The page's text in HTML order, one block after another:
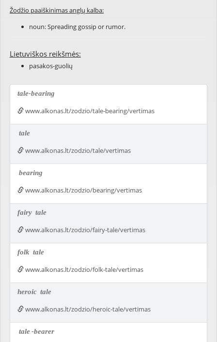
Žodžio paaiškinimas anglų kalba:
noun: Spreading gossip or rumor.
Lietuviškos reikšmės:
pasakos-guolių
tale-bearing
www.alkonas.lt/zodzio/tale-bearing/vertimas
tale
www.alkonas.lt/zodzio/tale/vertimas
bearing
www.alkonas.lt/zodzio/bearing/vertimas
fairy tale
www.alkonas.lt/zodzio/fairy-tale/vertimas
folk tale
www.alkonas.lt/zodzio/folk-tale/vertimas
heroic tale
www.alkonas.lt/zodzio/heroic-tale/vertimas
tale-bearer